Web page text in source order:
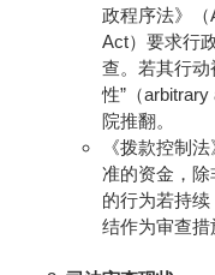
政程序法》（
Act）要求行
查。若其行动
性”（
院推翻。
《拨款控制
准的资金，
的行为若持
结作为审查措